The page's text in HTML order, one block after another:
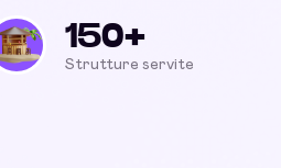
150+
Strutture servite